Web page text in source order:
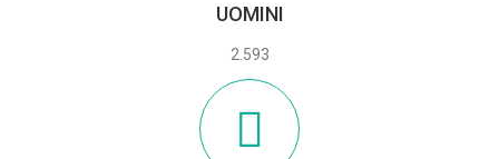
UOMINI
2.593